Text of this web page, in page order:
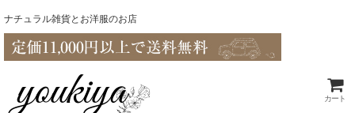
ナチュラル雑貨とお洋服のお店
カート